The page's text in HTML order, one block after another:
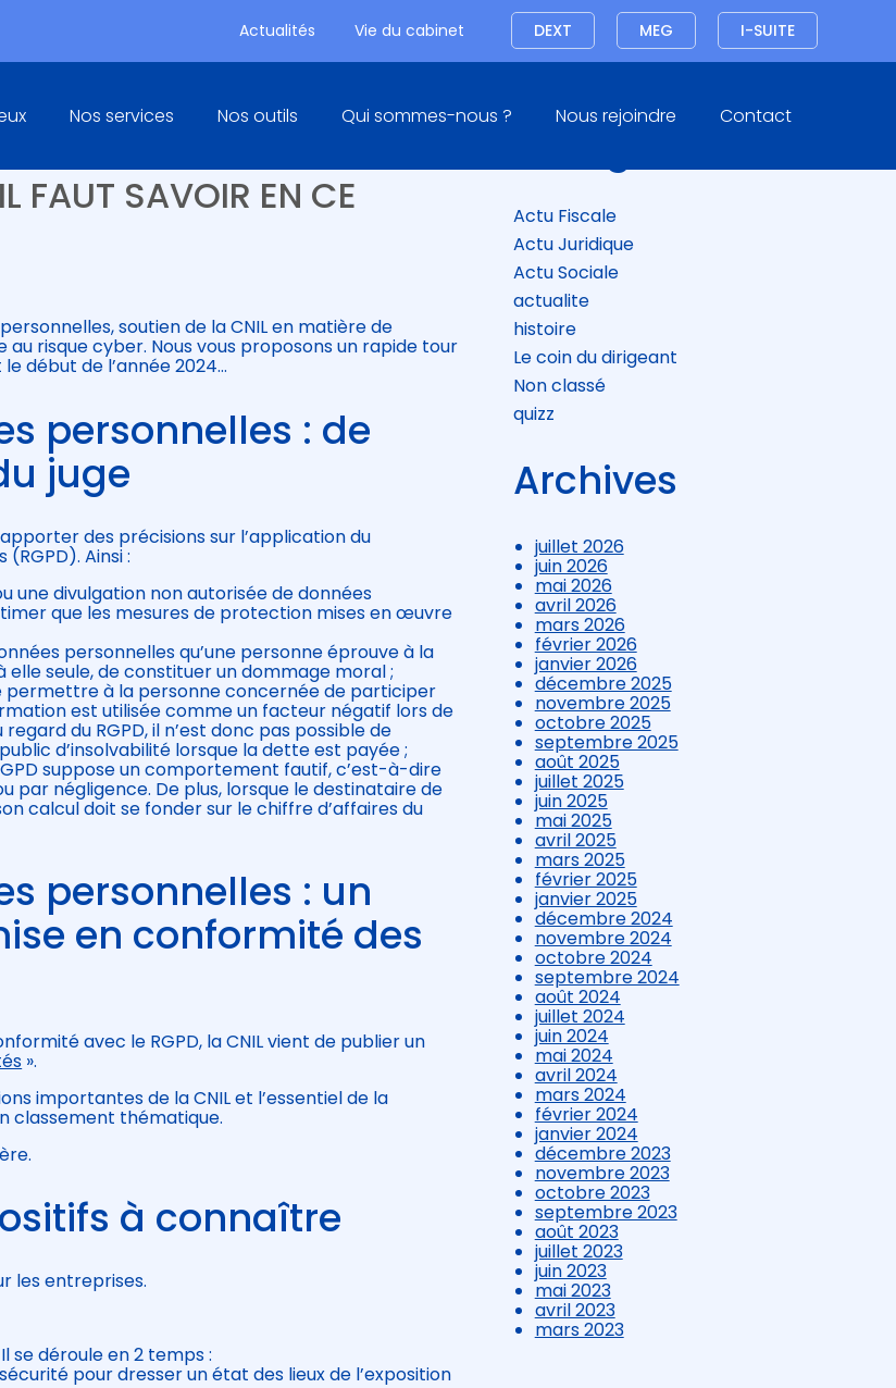
Actualités Vie du cabinet Connexion I-SUITE
MEG
DEXT
Nos services Nos outils Qui sommes-nous ? Nous rejoindre Contact
PERSONNELLES ET
FAUT SAVOIR EN CE
soutien de la CNIL en matière de
risque cyber. Nous vous proposons un rapide tour
début de l’année 2024…
personnelles : de
juge
des précisions sur l’application du
Ainsi :
une divulgation non autorisée de données
que les mesures de protection mises en œuvre
personnelles qu’une personne éprouve à la
elle seule, de constituer un dommage moral ;
à la personne concernée de participer
est utilisée comme un facteur négatif lors de
du RGPD, il n’est donc pas possible de
d’insolvabilité lorsque la dette est payée ;
suppose un comportement fautif, c’est-à-dire
par négligence. De plus, lorsque le destinataire de
calcul doit se fonder sur le chiffre d’affaires du
personnelles : un
en conformité des
avec le RGPD, la CNIL vient de publier un
».
importantes de la CNIL et l’essentiel de la
classement thématique.
à connaître
les entreprises.
se déroule en 2 temps :
pour dresser un état des lieux de l’exposition
Blog
Actu Fiscale
Actu Juridique
Actu Sociale
actualite
histoire
Le coin du dirigeant
Non classé
quizz
Archives
juillet 2026
juin 2026
mai 2026
avril 2026
mars 2026
février 2026
janvier 2026
décembre 2025
novembre 2025
octobre 2025
septembre 2025
août 2025
juillet 2025
juin 2025
mai 2025
avril 2025
mars 2025
février 2025
janvier 2025
décembre 2024
novembre 2024
octobre 2024
septembre 2024
août 2024
juillet 2024
juin 2024
mai 2024
avril 2024
mars 2024
février 2024
janvier 2024
décembre 2023
novembre 2023
octobre 2023
septembre 2023
août 2023
juillet 2023
juin 2023
mai 2023
avril 2023
mars 2023